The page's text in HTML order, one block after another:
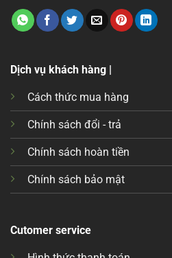
Dịch vụ khách hàng |
Cách thức mua hàng
Chính sách đổi - trả
Chính sách hoàn tiền
Chính sách bảo mật
Cutomer service